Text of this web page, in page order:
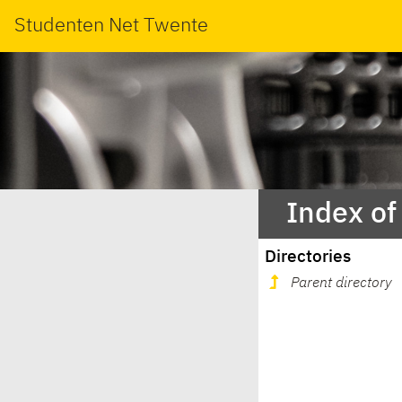
Studenten Net Twente
Index
Directories
Parent directory